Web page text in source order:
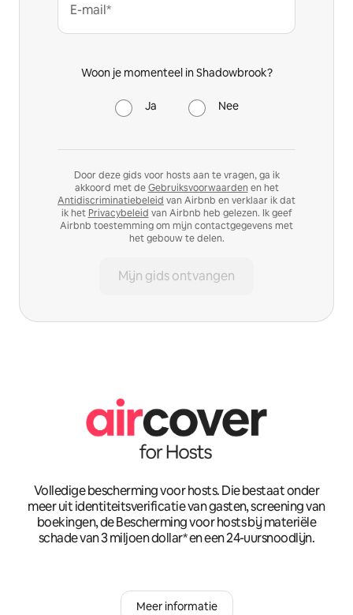
E-mail*
Woon je momenteel in Shadowbrook?
Ja Nee
Door deze gids voor hosts aan te vragen, ga ik
akkoord met deGebruiksvoorwaarden en het
Antidiscriminatiebeleid van Airbnb en verklaar ik dat
ik het Privacybeleid van Airbnb heb gelezen. Ik geef
Airbnb toestemming om mijn contactgegevens met
het gebouw te delen.
Mijn gids ontvangen
Volledige bescherming voor hosts. Die bestaat onder
meer uit identiteitsverificatie van gasten, screening van
boekingen, de Bescherming voor hosts bij materiële
schade van 3 miljoen dollar* en een 24-uursnoodlijn.
Meer informatie